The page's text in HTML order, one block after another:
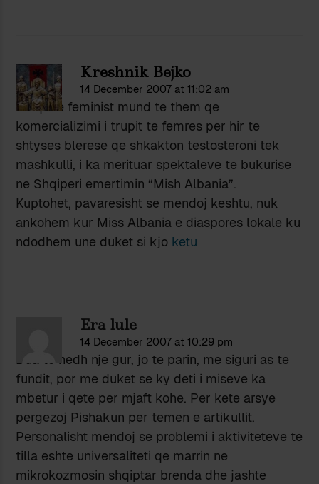
Kreshnik Bejko
14 December 2007 at 11:02 am
Pa qene feminist mund te them qe
komercializimi i trupit te femres per hir te
shtyses blerese qe shkakton testosteroni tek
mashkulli, i ka merituar spektaleve te bukurise
ne Shqiperi emertimin “Mish Albania”.
Kuptohet, pavaresisht se mendoj keshtu, nuk
ankohem kur Miss Albania e diaspores lokale ku
ndodhem une duket si kjo ketu
Era lule
14 December 2007 at 10:29 pm
Dua te hedh nje gur, jo te parin, me siguri as te
fundit, por me duket se ky deti i miseve ka
mbetur i qete per mjaft kohe. Per kete arsye
pergezoj Pishakun per temen e artikullit.
Personalisht mendoj se problemi i aktiviteteve te
tilla eshte universaliteti qe marrin ne
mikrokozmosin shqiptar brenda dhe jashte